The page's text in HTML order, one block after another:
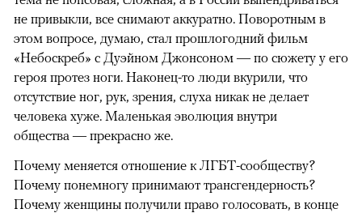
не привыкли, все снимают аккуратно. Поворотным в
этом вопросе, думаю, стал прошлогодний фильм
«Небоскреб» с Дуэйном Джонсоном — по сюжету у его
героя протез ноги. Наконец-то люди вкурили, что
отсутствие ног, рук, зрения, слуха никак не делает
человека хуже. Маленькая эволюция внутри
общества — прекрасно же.
Почему меняется отношение к ЛГБТ-сообществу?
Почему понемногу принимают трансгендерность?
Почему женщины получили право голосовать, в конце